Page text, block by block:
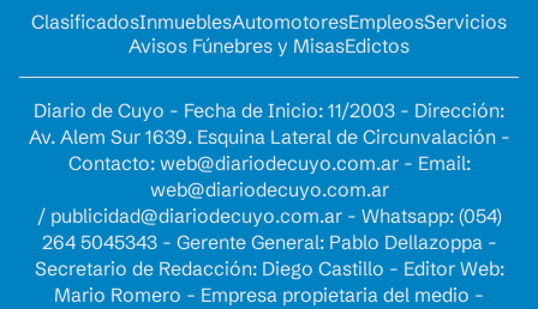
ClasificadosInmueblesAutomotoresEmpleosServicios
Avisos Fúnebres y MisasEdictos
Diario de Cuyo - Fecha de Inicio: 11/2003 - Dirección:
Av. Alem Sur 1639. Esquina Lateral de Circunvalación -
Contacto: web@diariodecuyo.com.ar- Email:
web@diariodecuyo.com.ar
/ publicidad@diariodecuyo.com.ar- Whatsapp: (054)
264 5045343 - Gerente General: Pablo Dellazoppa -
Secretario de Redacción: Diego Castillo - Editor Web:
Mario Romero - Empresa propietaria del medio -